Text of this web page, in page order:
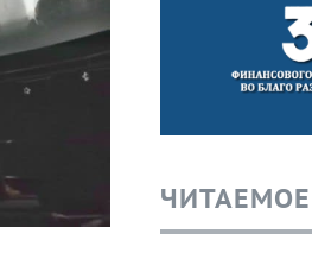
ЧИТАЕМОЕ